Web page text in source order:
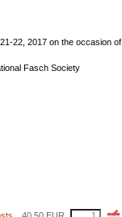
22, 2017 on the occasion of
Fasch Society